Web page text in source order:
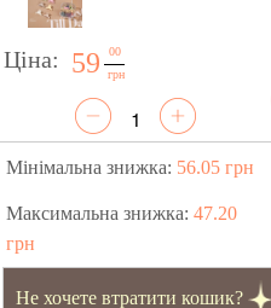
Ціна: 59
00
грн
Мінімальна знижка: 56.05 грн
Максимальна знижка: 47.20
грн
Не хочете втратити кошик?